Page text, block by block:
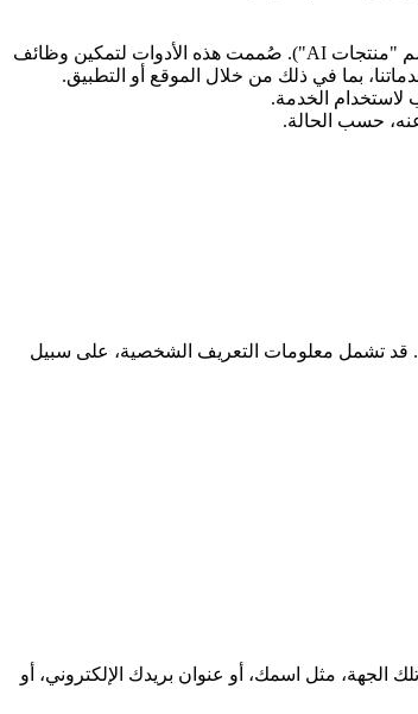
تشير إلى المنتجات أو الميزات أو الأدوات التي نقدمها والمدعومة بالذكاء الاصطناعي أو التعلم الآلي أو تقنيات مشابهة (ويُشار إليها مجتمعة باسم "منتجات AI"). صُممت هذه الأدوات لتمكين وظائف
الخدمة.
حسب الحالة.
قد تشمل معلومات التعريف الشخصية، على سبيل
الجهة، مثل اسمك، أو عنوان بريدك الإلكتروني، أو